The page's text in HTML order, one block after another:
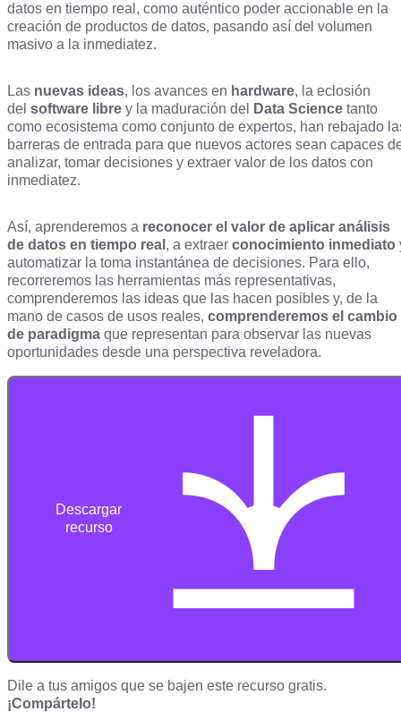
datos en tiempo real, como auténtico poder accionable en la
creación de productos de datos, pasando así del volumen
masivo a la inmediatez.
Las nuevas ideas, los avances en hardware, la eclosión
del software libre y la maduración del Data Science tanto
como ecosistema como conjunto de expertos, han rebajado
barreras de entrada para que nuevos actores sean capaces
analizar, tomar decisiones y extraer valor de los datos con
inmediatez.
Así, aprenderemos a reconocer el valor de aplicar análisis
de datos en tiempo real , a extraer conocimiento inmediato
automatizar la toma instantánea de decisiones. Para ello,
recorreremos las herramientas más representativas,
comprenderemos las ideas que las hacen posibles y, de la
mano de casos de usos reales, comprenderemos el cambio
de paradigma que representan para observar las nuevas
oportunidades desde una perspectiva reveladora.
Descargar
recurso
Dile a tus amigos que se bajen este recurso gratis.
¡Compártelo!